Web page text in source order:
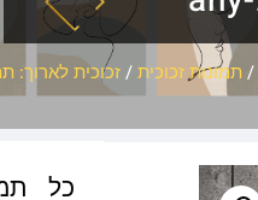
/ תמונות זכוכית/זכוכית לארוך:
כל